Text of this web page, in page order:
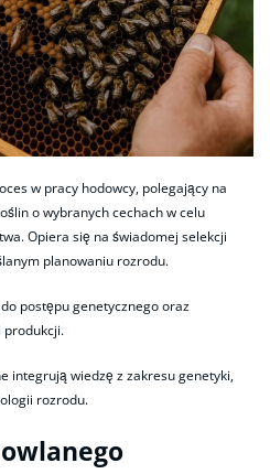
w pracy hodowcy, polegający na
o wybranych cechach w celu
Opiera się na świadomej selekcji
planowaniu rozrodu.
postępu genetycznego oraz
produkcji.
integrują wiedzę z zakresu genetyki,
rozrodu.